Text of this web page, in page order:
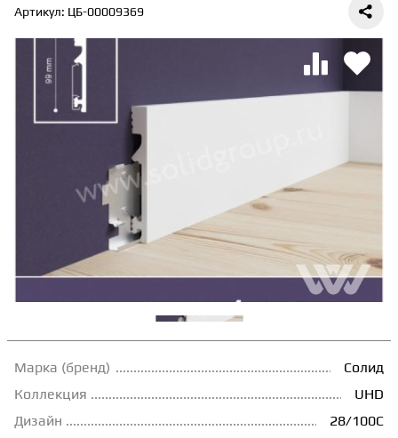
Видеообзоры
Как выбрать
Калькулятор
О нас
Контакты
ЛАМИНАТ
ПАРКЕТНАЯ ДОСКА
ТЕРРАСНАЯ ДОСКА
КОВРОВАЯ ПЛИТКА
МОДУЛЬНЫЕ ПВХ
ПОДЛОЖКА
ПЛИНТУС
Артикул: ЦБ-00009369
Марка (бренд)
Солид
Коллекция
UHD
Дизайн
28/100C